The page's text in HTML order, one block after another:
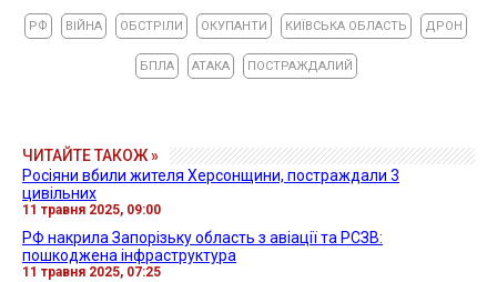
РФ ВІЙНА ОБСТРІЛИ ОКУПАНТИ КИЇВСЬКА ОБЛАСТЬ ДРОН
БПЛА АТАКА ПОСТРАЖДАЛИЙ
ЧИТАЙТЕ ТАКОЖ »
Росіяни вбили жителя Херсонщини, постраждали 3
цивільних
11 травня 2025, 09:00
РФ накрила Запорізьку область з авіації та РСЗВ:
пошкоджена інфраструктура
11 травня 2025, 07:25